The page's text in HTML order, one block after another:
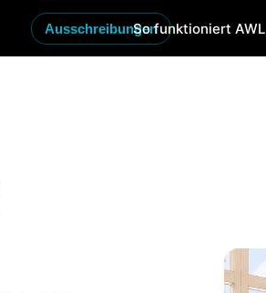
So funktioniert AWL
Ausschreibungen